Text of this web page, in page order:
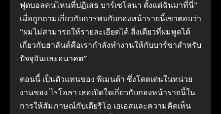
ฟุตบอลคนไหนที่ปฏิเสธ บาร์เซโลนา ตั้งแต่ฉันมาที่นี่”
เมื่อถูกถามเกี่ยวกับการพบกับกองหน้ารายนี้เขาตอบว่า
“ผมไม่สามารถให้รายละเอียดได้ สิ่งเดียวที่ผมพูดได้
เกี่ยวกับฮาลันด์คือเรากำลังทำงานให้กับบาร์ซาสำหรับ
ปัจจุบันและอนาคต”
ตอนนี้ เป็นตัวแทนของ พิเมนต้า ซึ่งโดดเด่นในหน่วย
งานของ ไรโอลา เธอเปิดใจเกี่ยวกับกองหน้ารายนี้ใน
การให้สัมภาษณ์กับเดียริโอ เอเอสและความคิดเห็น